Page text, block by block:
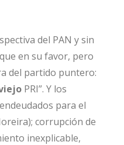
del PAN y sin
en su favor, pero
del partido puntero:
PRI”. Y los
para el
corrupción de
inexplicable,